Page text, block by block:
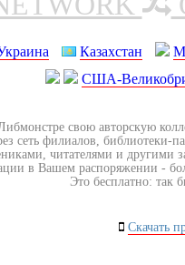
Казахстан
США-
свою авторскую
сеть филиалов, библиотеки-
читателями и другими
в Вашем распоряжении -
Это бесплатно: так
Скачать